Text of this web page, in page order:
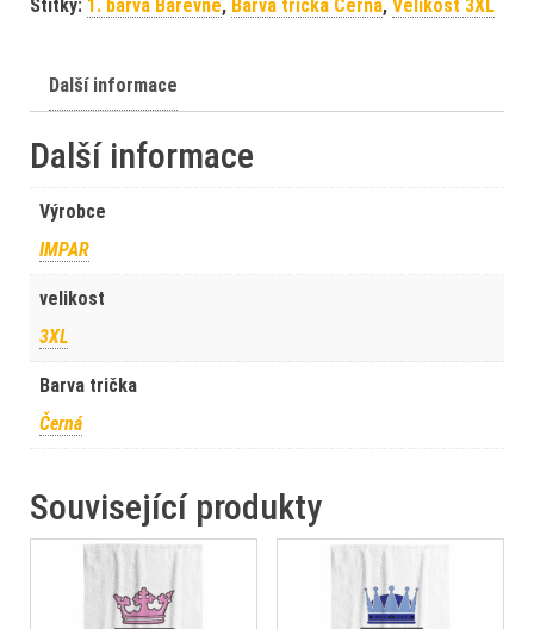
Štítky: 1. barva Barevné, Barva trička Černá, Velikost 3XL
Další informace
Další informace
Výrobce
IMPAR
velikost
3XL
Barva trička
Černá
Související produkty